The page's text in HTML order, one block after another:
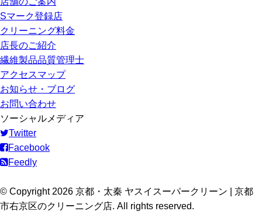
Sマーク登録店
クリーニング料金
店長のご紹介
繊維製品品質管理士
アクセスマップ
お知らせ・ブログ
お問い合わせ
ソーシャルメディア
Twitter
Facebook
Feedly
© Copyright 2026 京都・太秦 ヤスイスーパークリーン | 京都
市右京区のクリーニング店. All rights reserved.